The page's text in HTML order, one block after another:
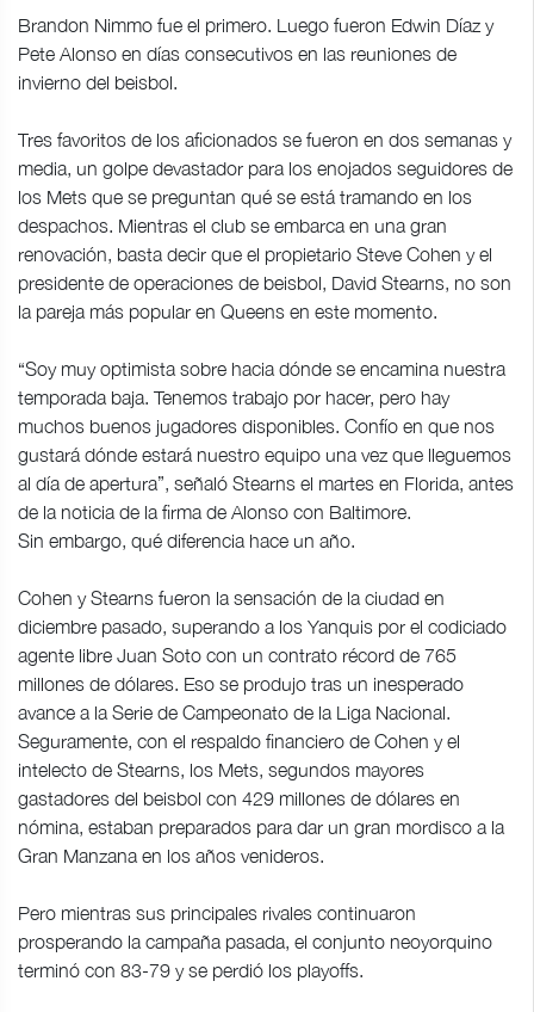
Brandon Nimmo fue el primero. Luego fueron Edwin Díaz y
Pete Alonso en días consecutivos en las reuniones de
invierno del beisbol.
Tres favoritos de los aficionados se fueron en dos semanas y
media, un golpe devastador para los enojados seguidores de
los Mets que se preguntan qué se está tramando en los
despachos. Mientras el club se embarca en una gran
renovación, basta decir que el propietario Steve Cohen y el
presidente de operaciones de beisbol, David Stearns, no son
la pareja más popular en Queens en este momento.
“Soy muy optimista sobre hacia dónde se encamina nuestra
temporada baja. Tenemos trabajo por hacer, pero hay
muchos buenos jugadores disponibles. Confío en que nos
gustará dónde estará nuestro equipo una vez que lleguemos
al día de apertura”, señaló Stearns el martes en Florida, antes
de la noticia de la firma de Alonso con Baltimore.
Sin embargo, qué diferencia hace un año.
Cohen y Stearns fueron la sensación de la ciudad en
diciembre pasado, superando a los Yanquis por el codiciado
agente libre Juan Soto con un contrato récord de 765
millones de dólares. Eso se produjo tras un inesperado
avance a la Serie de Campeonato de la Liga Nacional.
Seguramente, con el respaldo financiero de Cohen y el
intelecto de Stearns, los Mets, segundos mayores
gastadores del beisbol con 429 millones de dólares en
nómina, estaban preparados para dar un gran mordisco a la
Gran Manzana en los años venideros.
Pero mientras sus principales rivales continuaron
prosperando la campaña pasada, el conjunto neoyorquino
terminó con 83-79 y se perdió los playoffs.